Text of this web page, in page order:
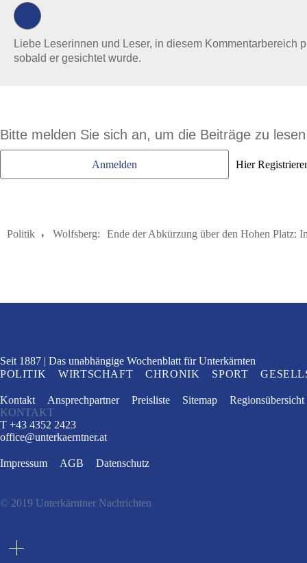
Liebe Leserinnen und Leser, in diesem Kommentarbereich
sobald er gesichtet wurde.
Bitte melden Sie sich an, um die Beiträge zu
Anmelden Hier
Politik Wolfsberg: Ende der Abkürzung über den Hohen Platz:
Seit 1887 Das unabhängige Wochenblatt für Unterkärnten
POLITIK
WIRTSCHAFT CHRONIK SPORT
Kontakt Ansprechpartner Preisliste Sitemap
Regionsübersicht
KONTAKT
T +43 4352 2423
office@unterkaerntner.at
Impressum AGB Datenschutz
© 2019 Unterkärntner Nachrichten